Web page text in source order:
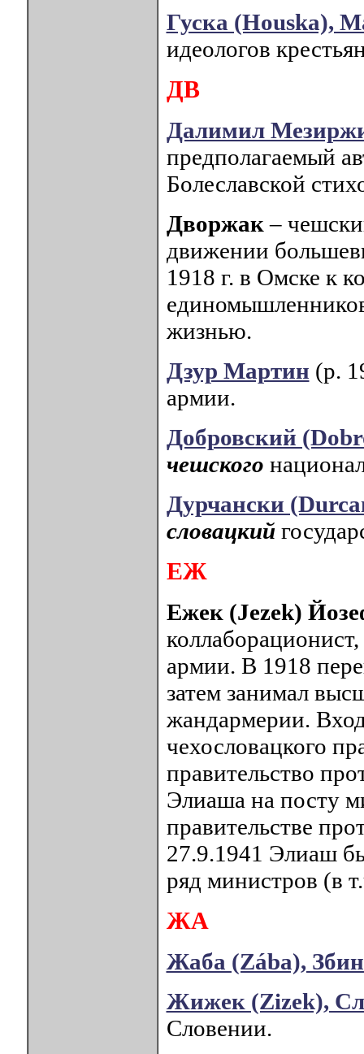
Гуска (Houska),
идеологов
ДВ
Далимил
предполагаемый
Болеславской
Дворжак –
движении
1918 г. в Омске к
жизнью.
Дзур Мартин (р.
армии.
Добровский
чешского
Дурчански
словацкий
ЕЖ
Ежек (Jezek)
армии. В 1918
затем занимал
жандармерии.
чехословацкого
правительство
Элиаша на посту
правительстве
27.9.1941 Элиаш
ряд министров (в
ЖА
Жаба (Zába),
Жижек (Zizek),
Словении.